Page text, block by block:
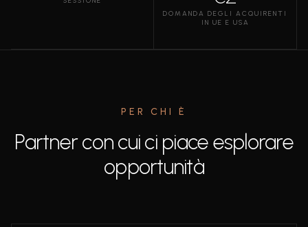
DOMANDA DEGLI ACQUIRENTI
IN UE E USA
PER CHI È
Partner con cui ci piace esplorare
opportunità